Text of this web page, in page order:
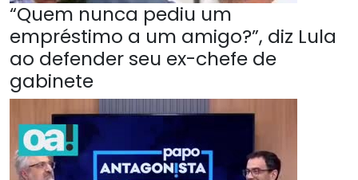
“Quem nunca pediu um
empréstimo a um amigo?”, diz Lula
ao defender seu ex-chefe de
gabinete